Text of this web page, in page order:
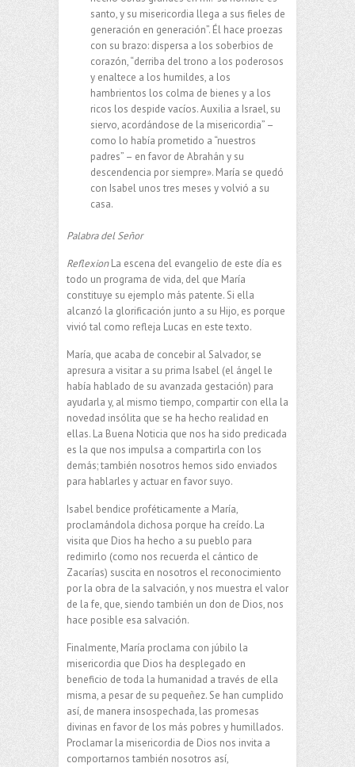
santo, y su misericordia llega a sus fieles de
generación en generación”. Él hace proezas
con su brazo: dispersa a los soberbios de
corazón, “derriba del trono a los poderosos
y enaltece a los humildes, a los
hambrientos los colma de bienes y a los
ricos los despide vacíos. Auxilia a Israel, su
siervo, acordándose de la misericordia” –
como lo había prometido a “nuestros
padres” – en favor de Abrahán y su
descendencia por siempre». María se quedó
con Isabel unos tres meses y volvió a su
casa.
Palabra del Señor
ReflexionLa escena del evangelio de este día es
todo un programa de vida, del que María
constituye su ejemplo más patente. Si ella
alcanzó la glorificación junto a su Hijo, es porque
vivió tal como refleja Lucas en este texto.
María, que acaba de concebir al Salvador, se
apresura a visitar a su prima Isabel (el ángel le
había hablado de su avanzada gestación) para
ayudarla y, al mismo tiempo, compartir con ella la
novedad insólita que se ha hecho realidad en
ellas. La Buena Noticia que nos ha sido predicada
es la que nos impulsa a compartirla con los
demás; también nosotros hemos sido enviados
para hablarles y actuar en favor suyo.
Isabel bendice proféticamente a María,
proclamándola dichosa porque ha creído. La
visita que Dios ha hecho a su pueblo para
redimirlo (como nos recuerda el cántico de
Zacarías) suscita en nosotros el reconocimiento
por la obra de la salvación, y nos muestra el valor
de la fe, que, siendo también un don de Dios, nos
hace posible esa salvación.
Finalmente, María proclama con júbilo la
misericordia que Dios ha desplegado en
beneficio de toda la humanidad a través de ella
misma, a pesar de su pequeñez. Se han cumplido
así, de manera insospechada, las promesas
divinas en favor de los más pobres y humillados.
Proclamar la misericordia de Dios nos invita a
comportarnos también nosotros así,